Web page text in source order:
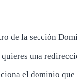
de la sección
una
el dominio que